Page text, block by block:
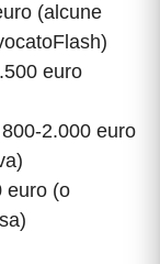
(alcune
euro
2.000 euro
euro (o